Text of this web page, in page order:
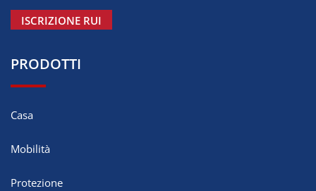
ISCRIZIONE RUI
PRODOTTI
Casa
Mobilità
Protezione